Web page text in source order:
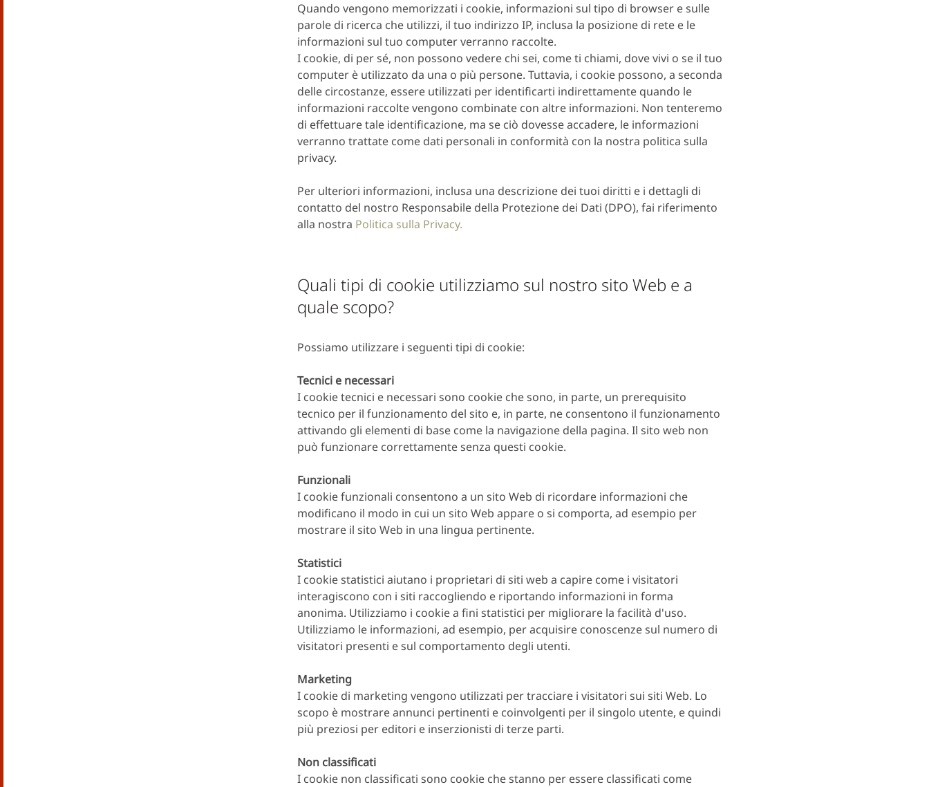
Quando vengono memorizzati i cookie, informazioni sul tipo di browser e sulle
parole di ricerca che utilizzi, il tuo indirizzo IP, inclusa la posizione di rete e le
informazioni sul tuo computer verranno raccolte.
I cookie, di per sé, non possono vedere chi sei, come ti chiami, dove vivi o se il tuo
computer è utilizzato da una o più persone. Tuttavia, i cookie possono, a seconda
delle circostanze, essere utilizzati per identificarti indirettamente quando le
informazioni raccolte vengono combinate con altre informazioni. Non tenteremo
di effettuare tale identificazione, ma se ciò dovesse accadere, le informazioni
verranno trattate come dati personali in conformità con la nostra politica sulla
privacy.
Per ulteriori informazioni, inclusa una descrizione dei tuoi diritti e i dettagli di
contatto del nostro Responsabile della Protezione dei Dati (DPO), fai riferimento
alla nostra Politica sulla Privacy.
Quali tipi di cookie utilizziamo sul nostro sito Web e a
quale scopo?
Possiamo utilizzare i seguenti tipi di cookie:
Tecnici e necessari
I cookie tecnici e necessari sono cookie che sono, in parte, un prerequisito
tecnico per il funzionamento del sito e, in parte, ne consentono il funzionamento
attivando gli elementi di base come la navigazione della pagina. Il sito web non
può funzionare correttamente senza questi cookie.
Funzionali
I cookie funzionali consentono a un sito Web di ricordare informazioni che
modificano il modo in cui un sito Web appare o si comporta, ad esempio per
mostrare il sito Web in una lingua pertinente.
Statistici
I cookie statistici aiutano i proprietari di siti web a capire come i visitatori
interagiscono con i siti raccogliendo e riportando informazioni in forma
anonima. Utilizziamo i cookie a fini statistici per migliorare la facilità d'uso.
Utilizziamo le informazioni, ad esempio, per acquisire conoscenze sul numero di
visitatori presenti e sul comportamento degli utenti.
Marketing
I cookie di marketing vengono utilizzati per tracciare i visitatori sui siti Web. Lo
scopo è mostrare annunci pertinenti e coinvolgenti per il singolo utente, e quindi
più preziosi per editori e inserzionisti di terze parti.
Non classificati
I cookie non classificati sono cookie che stanno per essere classificati come